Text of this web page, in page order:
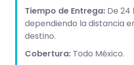
Tiempo de Entrega: De 24
dependiendo la distancia
destino.
Cobertura: Todo México.